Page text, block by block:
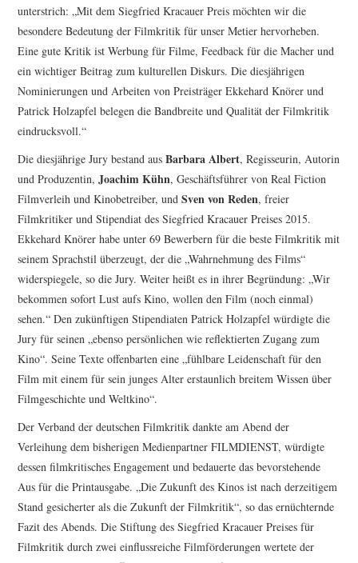
unterstrich: „Mit dem Siegfried Kracauer Preis möchten wir die
besondere Bedeutung der Filmkritik für unser Metier hervorheben.
Eine gute Kritik ist Werbung für Filme, Feedback für die Macher und
ein wichtiger Beitrag zum kulturellen Diskurs. Die diesjährigen
Nominierungen und Arbeiten von Preisträger Ekkehard Knörer und
Patrick Holzapfel belegen die Bandbreite und Qualität der Filmkritik
eindrucksvoll.“
Die diesjährige Jury bestand ausBarbara Albert, Regisseurin, Autorin
und Produzentin,Joachim Kühn, Geschäftsführer von Real Fiction
Filmverleih und Kinobetreiber, undSven von Reden, freier
Filmkritiker und Stipendiat des Siegfried Kracauer Preises 2015.
Ekkehard Knörer habe unter 69 Bewerbern für die beste Filmkritik mit
seinem Sprachstil überzeugt, der die „Wahrnehmung des Films“
widerspiegele, so die Jury. Weiter heißt es in ihrer Begründung: „Wir
bekommen sofort Lust aufs Kino, wollen den Film (noch einmal)
sehen.“ Den zukünftigen Stipendiaten Patrick Holzapfel würdigte die
Jury für seinen „ebenso persönlichen wie reflektierten Zugang zum
Kino“. Seine Texte offenbarten eine „fühlbare Leidenschaft für den
Film mit einem für sein junges Alter erstaunlich breitem Wissen über
Filmgeschichte und Weltkino“.
Der Verband der deutschen Filmkritik dankte am Abend der
Verleihung dem bisherigen Medienpartner FILMDIENST, würdigte
dessen filmkritisches Engagement und bedauerte das bevorstehende
Aus für die Printausgabe. „Die Zukunft des Kinos ist nach derzeitigem
Stand gesicherter als die Zukunft der Filmkritik“, so das ernüchternde
Fazit des Abends. Die Stiftung des Siegfried Kracauer Preises für
Filmkritik durch zwei einflussreiche Filmförderungen wertete der